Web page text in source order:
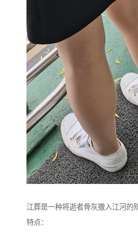
江葬是一种将逝者骨灰撒入江河的
特点：